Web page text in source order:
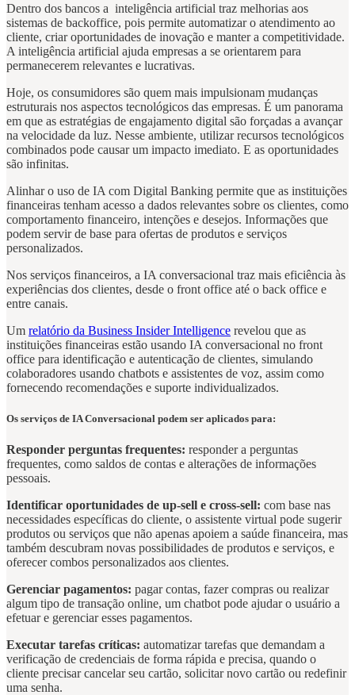
Dentro dos bancos a inteligência artificial traz melhorias aos
sistemas de backoffice, pois permite automatizar o atendimento ao
cliente, criar oportunidades de inovação e manter a competitividade.
A inteligência artificial ajuda empresas a se orientarem para
permanecerem relevantes e lucrativas.
Hoje, os consumidores são quem mais impulsionam mudanças
estruturais nos aspectos tecnológicos das empresas. É um panorama
em que as estratégias de engajamento digital são forçadas a avançar
na velocidade da luz. Nesse ambiente, utilizar recursos tecnológicos
combinados pode causar um impacto imediato. E as oportunidades
são infinitas.
Alinhar o uso de IA com Digital Banking permite que as instituições
financeiras tenham acesso a dados relevantes sobre os clientes, como
comportamento financeiro, intenções e desejos. Informações que
podem servir de base para ofertas de produtos e serviços
personalizados.
Nos serviços financeiros, a IA conversacional traz mais eficiência às
experiências dos clientes, desde o front office até o back office e
entre canais.
Um relatório da Business Insider Intelligence revelou que as
instituições financeiras estão usando IA conversacional no front
office para identificação e autenticação de clientes, simulando
colaboradores usando chatbots e assistentes de voz, assim como
fornecendo recomendações e suporte individualizados.
Os serviços de IA Conversacional podem ser aplicados para:
Responder perguntas frequentes: responder a perguntas
frequentes, como saldos de contas e alterações de informações
pessoais.
Identificar oportunidades de up-sell e cross-sell: com base nas
necessidades específicas do cliente, o assistente virtual pode sugerir
produtos ou serviços que não apenas apoiem a saúde financeira, mas
também descubram novas possibilidades de produtos e serviços, e
oferecer combos personalizados aos clientes.
Gerenciar pagamentos: pagar contas, fazer compras ou realizar
algum tipo de transação online, um chatbot pode ajudar o usuário a
efetuar e gerenciar esses pagamentos.
Executar tarefas críticas: automatizar tarefas que demandam a
verificação de credenciais de forma rápida e precisa, quando o
cliente precisar cancelar seu cartão, solicitar novo cartão ou redefinir
uma senha.